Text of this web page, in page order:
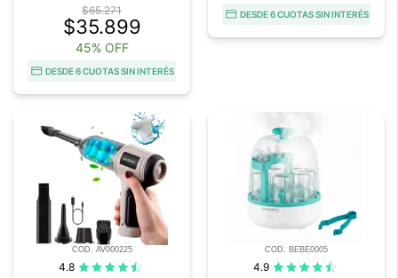
$65.271
$35.899
45% OFF
DESDE 6 CUOTAS SIN INTERÉS
DESDE 6 CUOTAS SIN INTERÉS
COD. AV000225
4.8
COD. BEBE0005
4.9